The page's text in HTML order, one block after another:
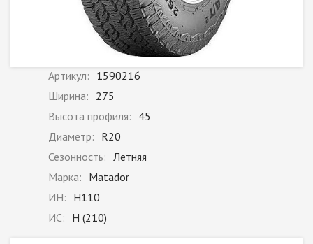
Артикул: 1590216
Ширина: 275
Высота профиля: 45
Диаметр: R20
Сезонность: Летняя
Марка: Matador
ИН: H110
ИС: H (210)